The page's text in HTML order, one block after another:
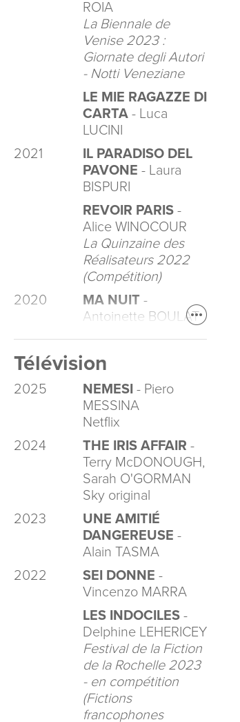
ROIA
La Biennale de
Venise 2023 :
Giornate degli Autori
- Notti Veneziane
LE MIE RAGAZZE DI
CARTA - Luca
LUCINI
2021
IL PARADISO DEL
PAVONE - Laura
BISPURI
REVOIR PARIS -
Alice WINOCOUR
La Quinzaine des
Réalisateurs 2022
(Compétition)
2020
MA NUIT -
Antoinette BOULAT
Télévision
2025 NEMESI - Piero
MESSINA
Netflix
2024
THE IRIS AFFAIR -
Terry McDONOUGH,
Sarah O'GORMAN
Sky original
2023
UNE AMITIÉ
DANGEREUSE -
Alain TASMA
2022
SEI DONNE -
Vincenzo MARRA
LES INDOCILES -
Delphine LEHERICEY
Festival de la Fiction
de la Rochelle 2023
- en compétition
(Fictions
francophones